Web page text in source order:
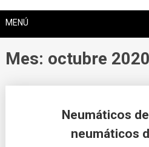
MENÚ
Mes: octubre 2020
Neumáticos
neumáticos